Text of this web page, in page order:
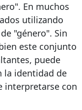
En muchos
utilizando
"género". Sin
este conjunto
puede
la identidad de
interpretarse con